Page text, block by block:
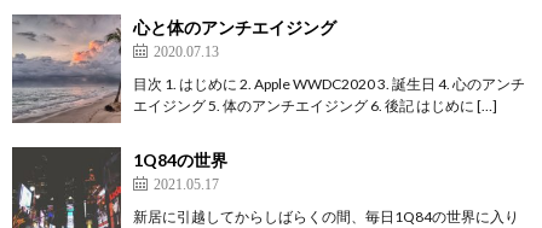
心と体のアンチエイジング
2020.07.13
目次 1. はじめに 2. Apple WWDC2020 3. 誕生日 4. 心のアンチ
エイジング 5. 体のアンチエイジング 6. 後記 はじめに […]
1Q84の世界
2021.05.17
新居に引越してからしばらくの間、毎日1Q84の世界に入り